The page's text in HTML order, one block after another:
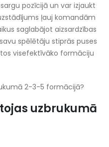
pozīcijā un var izjaukt
ļauj komandām
saglabājot aizsardzības
spēlētāju stiprās puses
visefektīvāko formāciju
uzbrukumā